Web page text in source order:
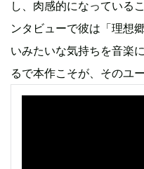
し、肉感的になっている
ンタビューで彼は「理想
いみたいな気持ちを音楽
るで本作こそが、そのユ